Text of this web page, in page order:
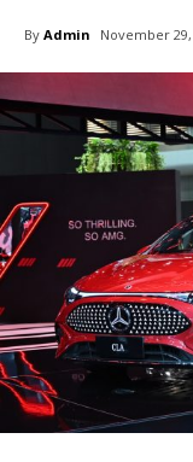
By Admin November 29,